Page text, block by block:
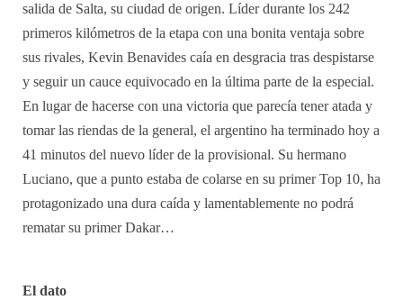
salida de Salta, su ciudad de origen. Líder durante los 242
primeros kilómetros de la etapa con una bonita ventaja sobre
sus rivales, Kevin Benavides caía en desgracia tras despistarse
y seguir un cauce equivocado en la última parte de la especial.
En lugar de hacerse con una victoria que parecía tener atada y
tomar las riendas de la general, el argentino ha terminado hoy a
41 minutos del nuevo líder de la provisional. Su hermano
Luciano, que a punto estaba de colarse en su primer Top 10, ha
protagonizado una dura caída y lamentablemente no podrá
rematar su primer Dakar…
El dato